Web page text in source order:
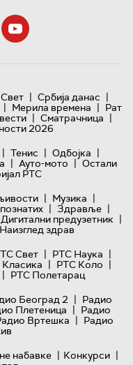
Свет | Србија данас |
| Мерила времена | Рат
| Сматрачница |
2026
| Тенис | Одбојка |
| Ауто-мото | Остали
РТС
| Музика |
| Здравље |
Дигитални предузетник |
Наизглед здрав
Свет | РТС Наука |
| РТС Коло |
| РТС Полетарац
Београд 2 | Радио
Плетеница | Радио
Вртешка | Радио
набавке | Конкурси |